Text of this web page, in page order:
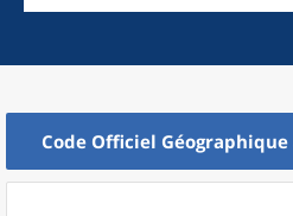
Code Officiel